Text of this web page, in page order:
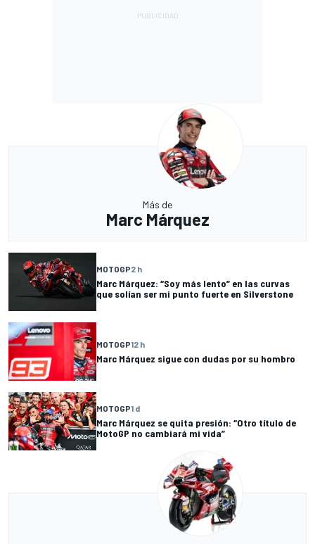
Más de
Marc Márquez
MOTOGP2 h
Marc Márquez: “Soy más lento” en las curvas
que solían ser mi punto fuerte en Silverstone
MOTOGP12 h
Marc Márquez sigue con dudas por su hombro
MOTOGP1 d
Marc Márquez se quita presión: “Otro título de
MotoGP no cambiará mi vida”